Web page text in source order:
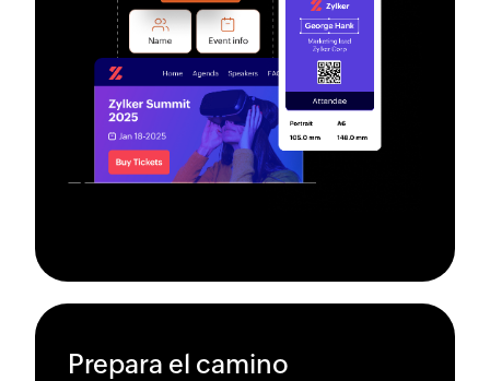
Prepara el camino